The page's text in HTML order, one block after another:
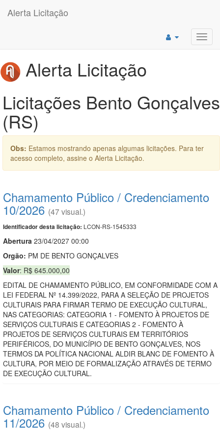
Alerta Licitação
Alerta Licitação
Licitações Bento Gonçalves
(RS)
Obs: Estamos mostrando apenas algumas licitações. Para ter
acesso completo, assine o Alerta Licitação.
Chamamento Público / Credenciamento
10/2026 (47 visual.)
Identificador desta licitação: LCON-RS-1545333
Abertura 23/04/2027 00:00
Orgão: PM DE BENTO GONÇALVES
Valor: R$ 645.000,00
EDITAL DE CHAMAMENTO PÚBLICO, EM CONFORMIDADE COM A
LEI FEDERAL Nº 14.399/2022, PARA A SELEÇÃO DE PROJETOS
CULTURAIS PARA FIRMAR TERMO DE EXECUÇÃO CULTURAL,
NAS CATEGORIAS: CATEGORIA 1 - FOMENTO À PROJETOS DE
SERVIÇOS CULTURAIS E CATEGORIAS 2 - FOMENTO À
PROJETOS DE SERVIÇOS CULTURAIS EM TERRITÓRIOS
PERIFÉRICOS, DO MUNICÍPIO DE BENTO GONÇALVES, NOS
TERMOS DA POLÍTICA NACIONAL ALDIR BLANC DE FOMENTO À
CULTURA, POR MEIO DE FORMALIZAÇÃO ATRAVÉS DE TERMO
DE EXECUÇÃO CULTURAL.
Chamamento Público / Credenciamento
11/2026 (48 visual.)